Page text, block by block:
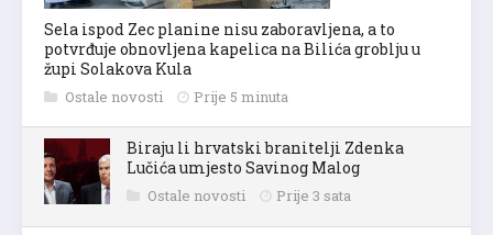
Sela ispod Zec planine nisu zaboravljena, a to
potvrđuje obnovljena kapelica na Bilića groblju u
župi Solakova Kula
Ostale novosti Prije 5 minuta
Biraju li hrvatski branitelji Zdenka
Lučića umjesto Savinog Malog
Ostale novosti Prije 3 sata